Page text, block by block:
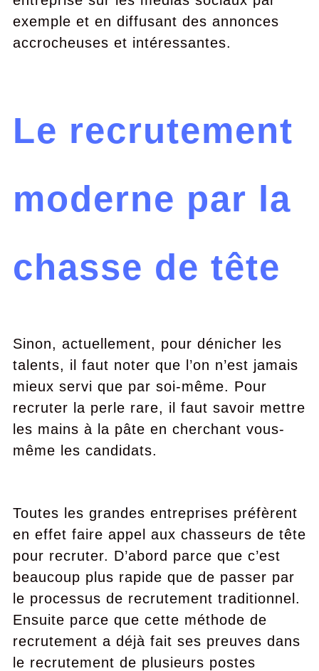
exemple et en diffusant des annonces
accrocheuses et intéressantes.
Le recrutement
moderne par la
chasse de tête
Sinon, actuellement, pour dénicher les
talents, il faut noter que l’on n’est jamais
mieux servi que par soi-même. Pour
recruter la perle rare, il faut savoir mettre
les mains à la pâte en cherchant vous-
même les candidats.
Toutes les grandes entreprises préfèrent
en effet faire appel aux chasseurs de tête
pour recruter. D’abord parce que c’est
beaucoup plus rapide que de passer par
le processus de recrutement traditionnel.
Ensuite parce que cette méthode de
recrutement a déjà fait ses preuves dans
le recrutement de plusieurs postes